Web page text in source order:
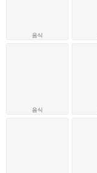
음식
음식